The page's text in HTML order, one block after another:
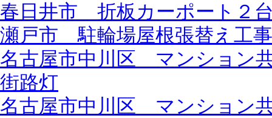
春日井市 折板カーポート２
瀬戸市 駐輪場屋根張替え工
名古屋市中川区 マンション
街路灯
名古屋市中川区 マンション